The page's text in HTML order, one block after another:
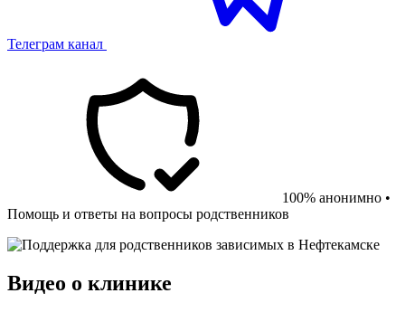
Телеграм канал
100% анонимно •
Помощь и ответы на вопросы родственников
Видео о клинике